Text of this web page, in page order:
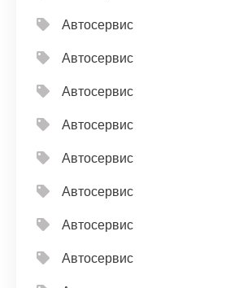
Автосервис
Автосервис
Автосервис
Автосервис
Автосервис
Автосервис
Автосервис
Автосервис